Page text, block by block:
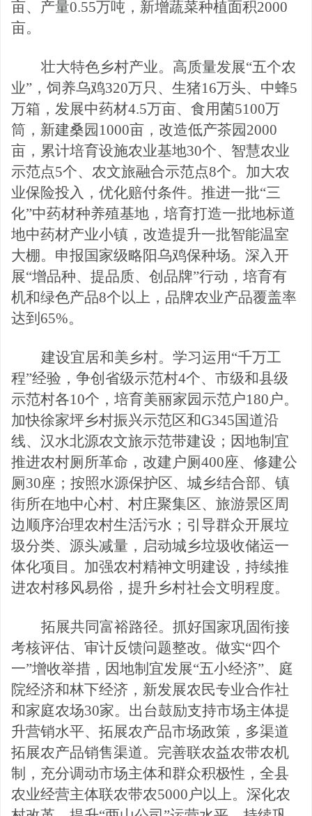
亩、产量0.55万吨，新增蔬菜种植面积2000
亩。
壮大特色乡村产业。高质量发展“五个农
业”，饲养乌鸡320万只、生猪16万头、中蜂5
万箱，发展中药材4.5万亩、食用菌5100万
筒，新建桑园1000亩，改造低产茶园2000
亩，累计培育设施农业基地30个、智慧农业
示范点5个、 农文旅融合示范点8个。加大农
业保险投入，优化赔付条件。推进一批“三
化”中药材种养殖基地，培育打造一批地标道
地中药材产业小镇，改造提升一批智能温室
大棚。申报国家级略阳乌鸡保种场。深入开
展“增品种、提品质、创品牌”行动，培育有
机和绿色产品8个以上，品牌农业产品覆盖率
达到65%。
建设宜居和美乡村。学习运用“千万工
程”经验，争创省级示范村4个、市级和县级
示范村各10个，培育美丽家园示范户180户。
加快徐家坪乡村振兴示范区和G345国道沿
线、汉水北源农文旅示范带建设；因地制宜
推进农村厕所革命，改建户厕400座、修建公
厕30座；按照水源保护区、城乡结合部、镇
街所在地中心村、村庄聚集区、旅游景区周
边顺序治理农村生活污水；引导群众开展垃
圾分类、源头减量，启动城乡垃圾收储运一
体化项目。加强农村精神文明建设，持续推
进农村移风易俗，提升乡村社会文明程度。
拓展共同富裕路径。抓好国家巩固衔接
考核评估、审计反馈问题整改。做实“四个
一”增收举措，因地制宜发展“五小经济”、庭
院经济和林下经济，新发展农民专业合作社
和家庭农场30家。出台鼓励支持市场主体提
升营销水平、拓展农产品市场政策，多渠道
拓展农产品销售渠道。完善联农益农带农机
制，充分调动市场主体和群众积极性，全县
农业经营主体联农带农5000户以上。深化农